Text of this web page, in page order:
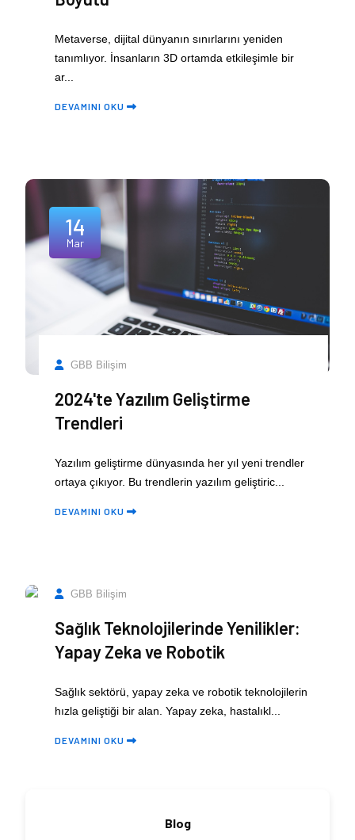
Blog
Metaverse, dijital dünyanın sınırlarını yeniden
tanımlıyor. İnsanların 3D ortamda etkileşimle bir
ar...
DEVAMINI OKU
14
Mar
GBB Bilişim
2024'te Yazılım Geliştirme
Trendleri
Yazılım geliştirme dünyasında her yıl yeni trendler
ortaya çıkıyor. Bu trendlerin yazılım geliştiric...
DEVAMINI OKU
14
Mar
GBB Bilişim
Sağlık Teknolojilerinde Yenilikler:
Yapay Zeka ve Robotik
Sağlık sektörü, yapay zeka ve robotik teknolojilerin
hızla geliştiği bir alan. Yapay zeka, hastalıkl...
DEVAMINI OKU